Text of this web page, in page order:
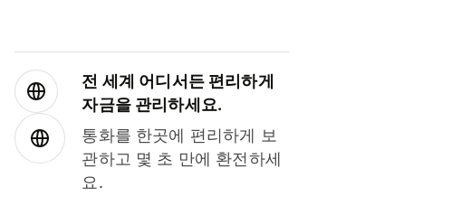
전 세계 어디서든 편리하게
자금을 관리하세요.
통화를 한곳에 편리하게 보
관하고 몇 초 만에 환전하세
요.